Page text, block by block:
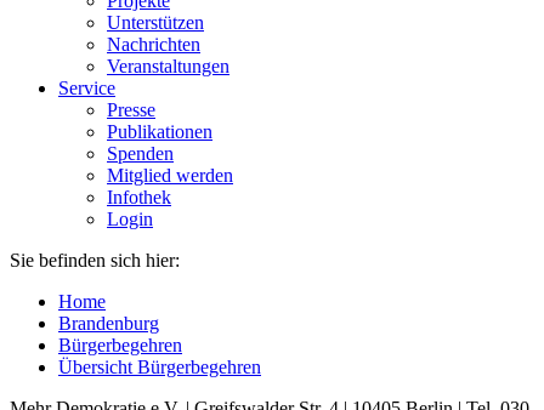
Unterstützen
Nachrichten
Veranstaltungen
Service
Presse
Publikationen
Spenden
Mitglied werden
Infothek
Login
Sie befinden sich hier:
Home
Brandenburg
Bürgerbegehren
Übersicht Bürgerbegehren